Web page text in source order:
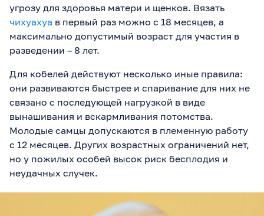
угрозу для здоровья матери и щенков. Вязать
чихуахуа в первый раз можно с 18 месяцев, а
максимально допустимый возраст для участия в
разведении – 8 лет.
Для кобелей действуют несколько иные правила:
они развиваются быстрее и спаривание для них не
связано с последующей нагрузкой в виде
вынашивания и вскармливания потомства.
Молодые самцы допускаются в племенную работу
с 12 месяцев. Других возрастных ограничений нет,
но у пожилых особей высок риск бесплодия и
неудачных случек.